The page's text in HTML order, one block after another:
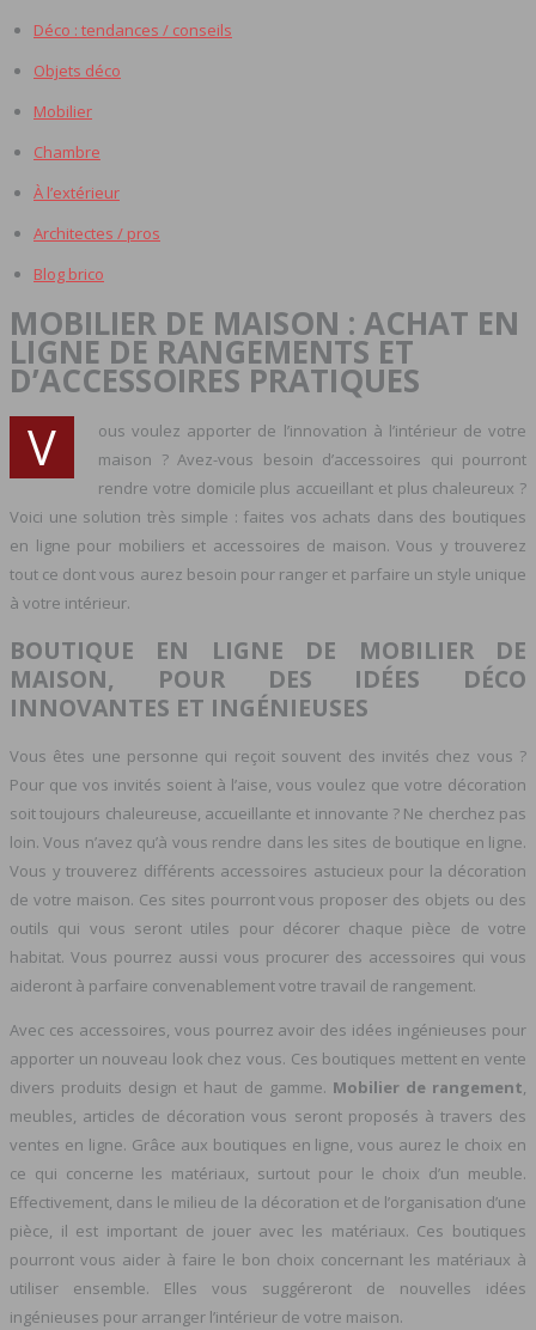
Déco : tendances / conseils
Objets déco
Mobilier
Chambre
À l’extérieur
Architectes / pros
Blog brico
MOBILIER DE MAISON : ACHAT EN
LIGNE DE RANGEMENTS ET
D’ACCESSOIRES PRATIQUES
V
ous voulez apporter de l’innovation à l’intérieur de votre
maison ? Avez-vous besoin d’accessoires qui pourront
rendre votre domicile plus accueillant et plus chaleureux ?
Voici une solution très simple : faites vos achats dans des boutiques
en ligne pour mobiliers et accessoires de maison. Vous y trouverez
tout ce dont vous aurez besoin pour ranger et parfaire un style unique
à votre intérieur.
BOUTIQUE EN LIGNE DE MOBILIER DE
MAISON, POUR DES IDÉES DÉCO
INNOVANTES ET INGÉNIEUSES
Vous êtes une personne qui reçoit souvent des invités chez vous ?
Pour que vos invités soient à l’aise, vous voulez que votre décoration
soit toujours chaleureuse, accueillante et innovante ? Ne cherchez pas
loin. Vous n’avez qu’à vous rendre dans les sites de boutique en ligne.
Vous y trouverez différents accessoires astucieux pour la décoration
de votre maison. Ces sites pourront vous proposer des objets ou des
outils qui vous seront utiles pour décorer chaque pièce de votre
habitat. Vous pourrez aussi vous procurer des accessoires qui vous
aideront à parfaire convenablement votre travail de rangement.
Avec ces accessoires, vous pourrez avoir des idées ingénieuses pour
apporter un nouveau look chez vous. Ces boutiques mettent en vente
divers produits design et haut de gamme. Mobilier de rangement,
meubles, articles de décoration vous seront proposés à travers des
ventes en ligne. Grâce aux boutiques en ligne, vous aurez le choix en
ce qui concerne les matériaux, surtout pour le choix d’un meuble.
Effectivement, dans le milieu de la décoration et de l’organisation d’une
pièce, il est important de jouer avec les matériaux. Ces boutiques
pourront vous aider à faire le bon choix concernant les matériaux à
utiliser ensemble. Elles vous suggéreront de nouvelles idées
ingénieuses pour arranger l’intérieur de votre maison.